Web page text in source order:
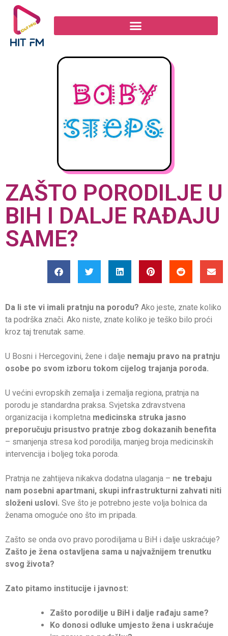
ZAŠTO PORODILJE U
BIH I DALJE RAĐAJU
SAME?
Da li ste vi imali pratnju na porodu? Ako jeste, znate koliko
ta podrška znači. Ako niste, znate koliko je teško bilo proći
kroz taj trenutak same.
U Bosni i Hercegovini, žene i dalje nemaju pravo na pratnju
osobe po svom izboru tokom cijelog trajanja poroda.
U većini evropskih zemalja i zemalja regiona, pratnja na
porodu je standardna praksa. Svjetska zdravstvena
organizacija i kompletna medicinska struka jasno
preporučuju prisustvo pratnje zbog dokazanih benefita
– smanjenja stresa kod porodilja, manjeg broja medicinskih
intervencija i boljeg toka poroda.
Pratnja ne zahtijeva nikakva dodatna ulaganja – ne trebaju
nam posebni apartmani, skupi infrastrukturni zahvati niti
složeni uslovi. Sve što je potrebno jeste volja bolnica da
ženama omoguće ono što im pripada.
Zašto se onda ovo pravo porodiljama u BiH i dalje uskraćuje?
Zašto je žena ostavljena sama u najvažnijem trenutku
svog života?
Zato pitamo institucije i javnost:
Zašto porodilje u BiH i dalje rađaju same?
Ko donosi odluke umjesto žena i uskraćuje